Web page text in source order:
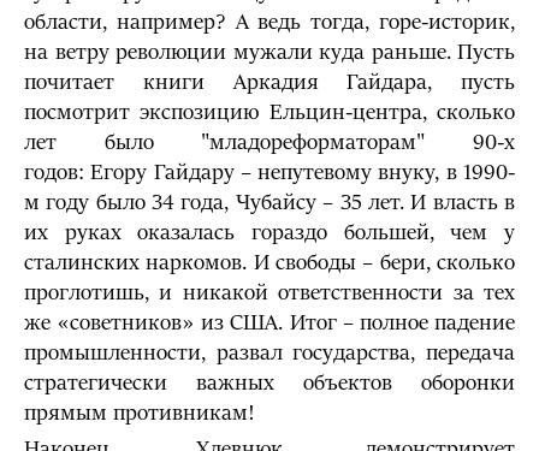
области, например? А ведь тогда, горе-историк,
на ветру революции мужали куда раньше. Пусть
почитает книги Аркадия Гайдара, пусть
посмотрит экспозицию Ельцин-центра, сколько
лет было "младореформаторам" 90-х
годов: Егору Гайдару – непутевому внуку, в 1990-
м году было 34 года, Чубайсу – 35 лет. И власть в
их руках оказалась гораздо большей, чем у
сталинских наркомов. И свободы – бери, сколько
проглотишь, и никакой ответственности за тех
же «советников» из США. Итог – полное падение
промышленности, развал государства, передача
стратегически важных объектов оборонки
прямым противникам!